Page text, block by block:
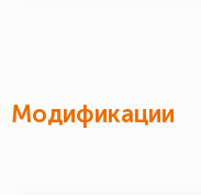
Модификации